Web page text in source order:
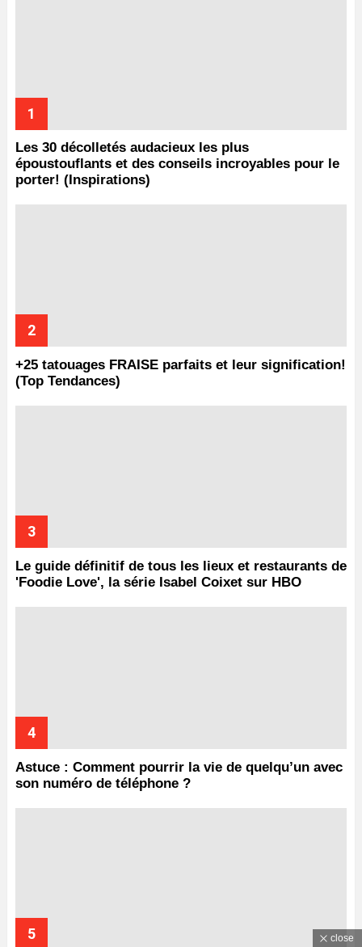
Les 30 décolletés audacieux les plus
époustouflants et des conseils incroyables pour le
porter! (Inspirations)
+25 tatouages ​​FRAISE parfaits et leur signification!
(Top Tendances)
Le guide définitif de tous les lieux et restaurants de
'Foodie Love', la série Isabel Coixet sur HBO
Astuce : Comment pourrir la vie de quelqu’un avec
son numéro de téléphone ?
close